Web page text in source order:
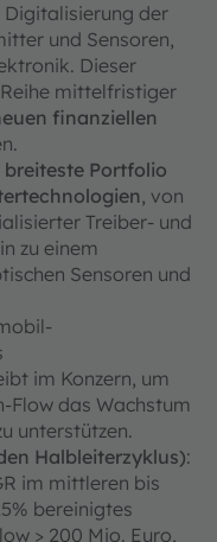
der
und Sensoren,
Dieser
mittelfristiger
finanziellen
breiteste Portfolio
, von
Treiber- und
zu einem
Sensoren und
im Konzern, um
Flow das Wachstum
unterstützen.
Halbleiterzyklus):
im mittleren bis
bereinigtes
> 200 Mio. Euro,